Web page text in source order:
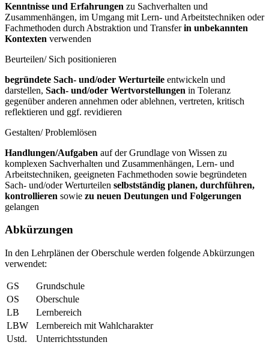
Kenntnisse und Erfahrungen zu Sachverhalten und
Zusammenhängen, im Umgang mit Lern- und Arbeitstechniken oder
Fachmethoden durch Abstraktion und Transferin unbekannten
Kontexten verwenden
Beurteilen/ Sich positionieren
begründete Sach- und/oder Werturteile entwickeln und
darstellen, Sach- und/oder Wertvorstellungen in Toleranz
gegenüber anderen annehmen oder ablehnen, vertreten, kritisch
reflektieren und ggf. revidieren
Gestalten/ Problemlösen
Handlungen/Aufgaben auf der Grundlage von Wissen zu
komplexen Sachverhalten und Zusammenhängen, Lern- und
Arbeitstechniken, geeigneten Fachmethoden sowie begründeten
Sach- und/oder Werturteilen selbstständig planen, durchführen,
kontrollieren sowie zu neuen Deutungen und Folgerungen
gelangen
Abkürzungen
In den Lehrplänen der Oberschule werden folgende Abkürzungen
verwendet:
GS
Grundschule
OS
Oberschule
LB
Lernbereich
LBW
Lernbereich mit Wahlcharakter
Ustd.
Unterrichtsstunden